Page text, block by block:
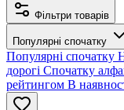
Фільтри товарів
Популярні спочатку
Популярні спочатку
дорогі Спочатку
рейтингом В